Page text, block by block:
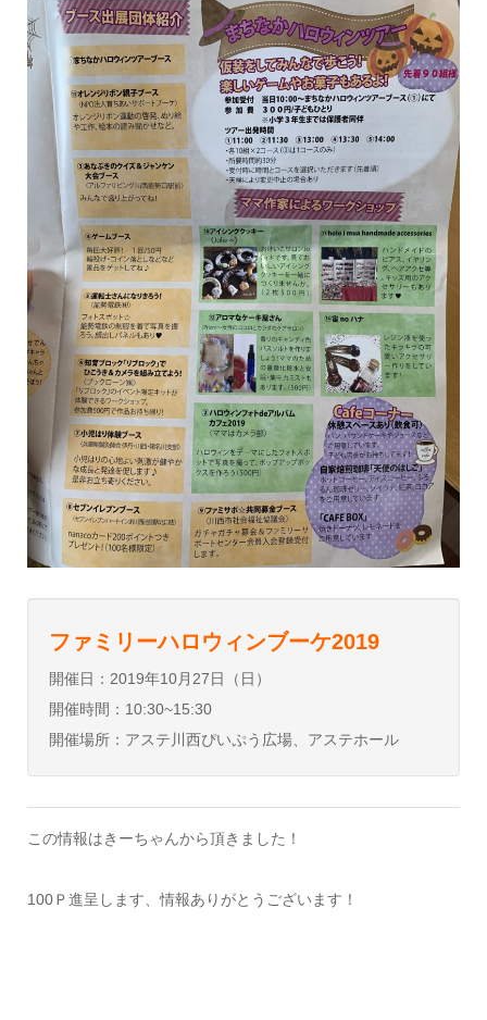
ファミリーハロウィンブーケ2019
開催日：2019年10月27日（日）
開催時間：10:30~15:30
開催場所：アステ川西ぴいぷう広場、アステホール
この情報はきーちゃんから頂きました！
100Ｐ進呈します、情報ありがとうございます！